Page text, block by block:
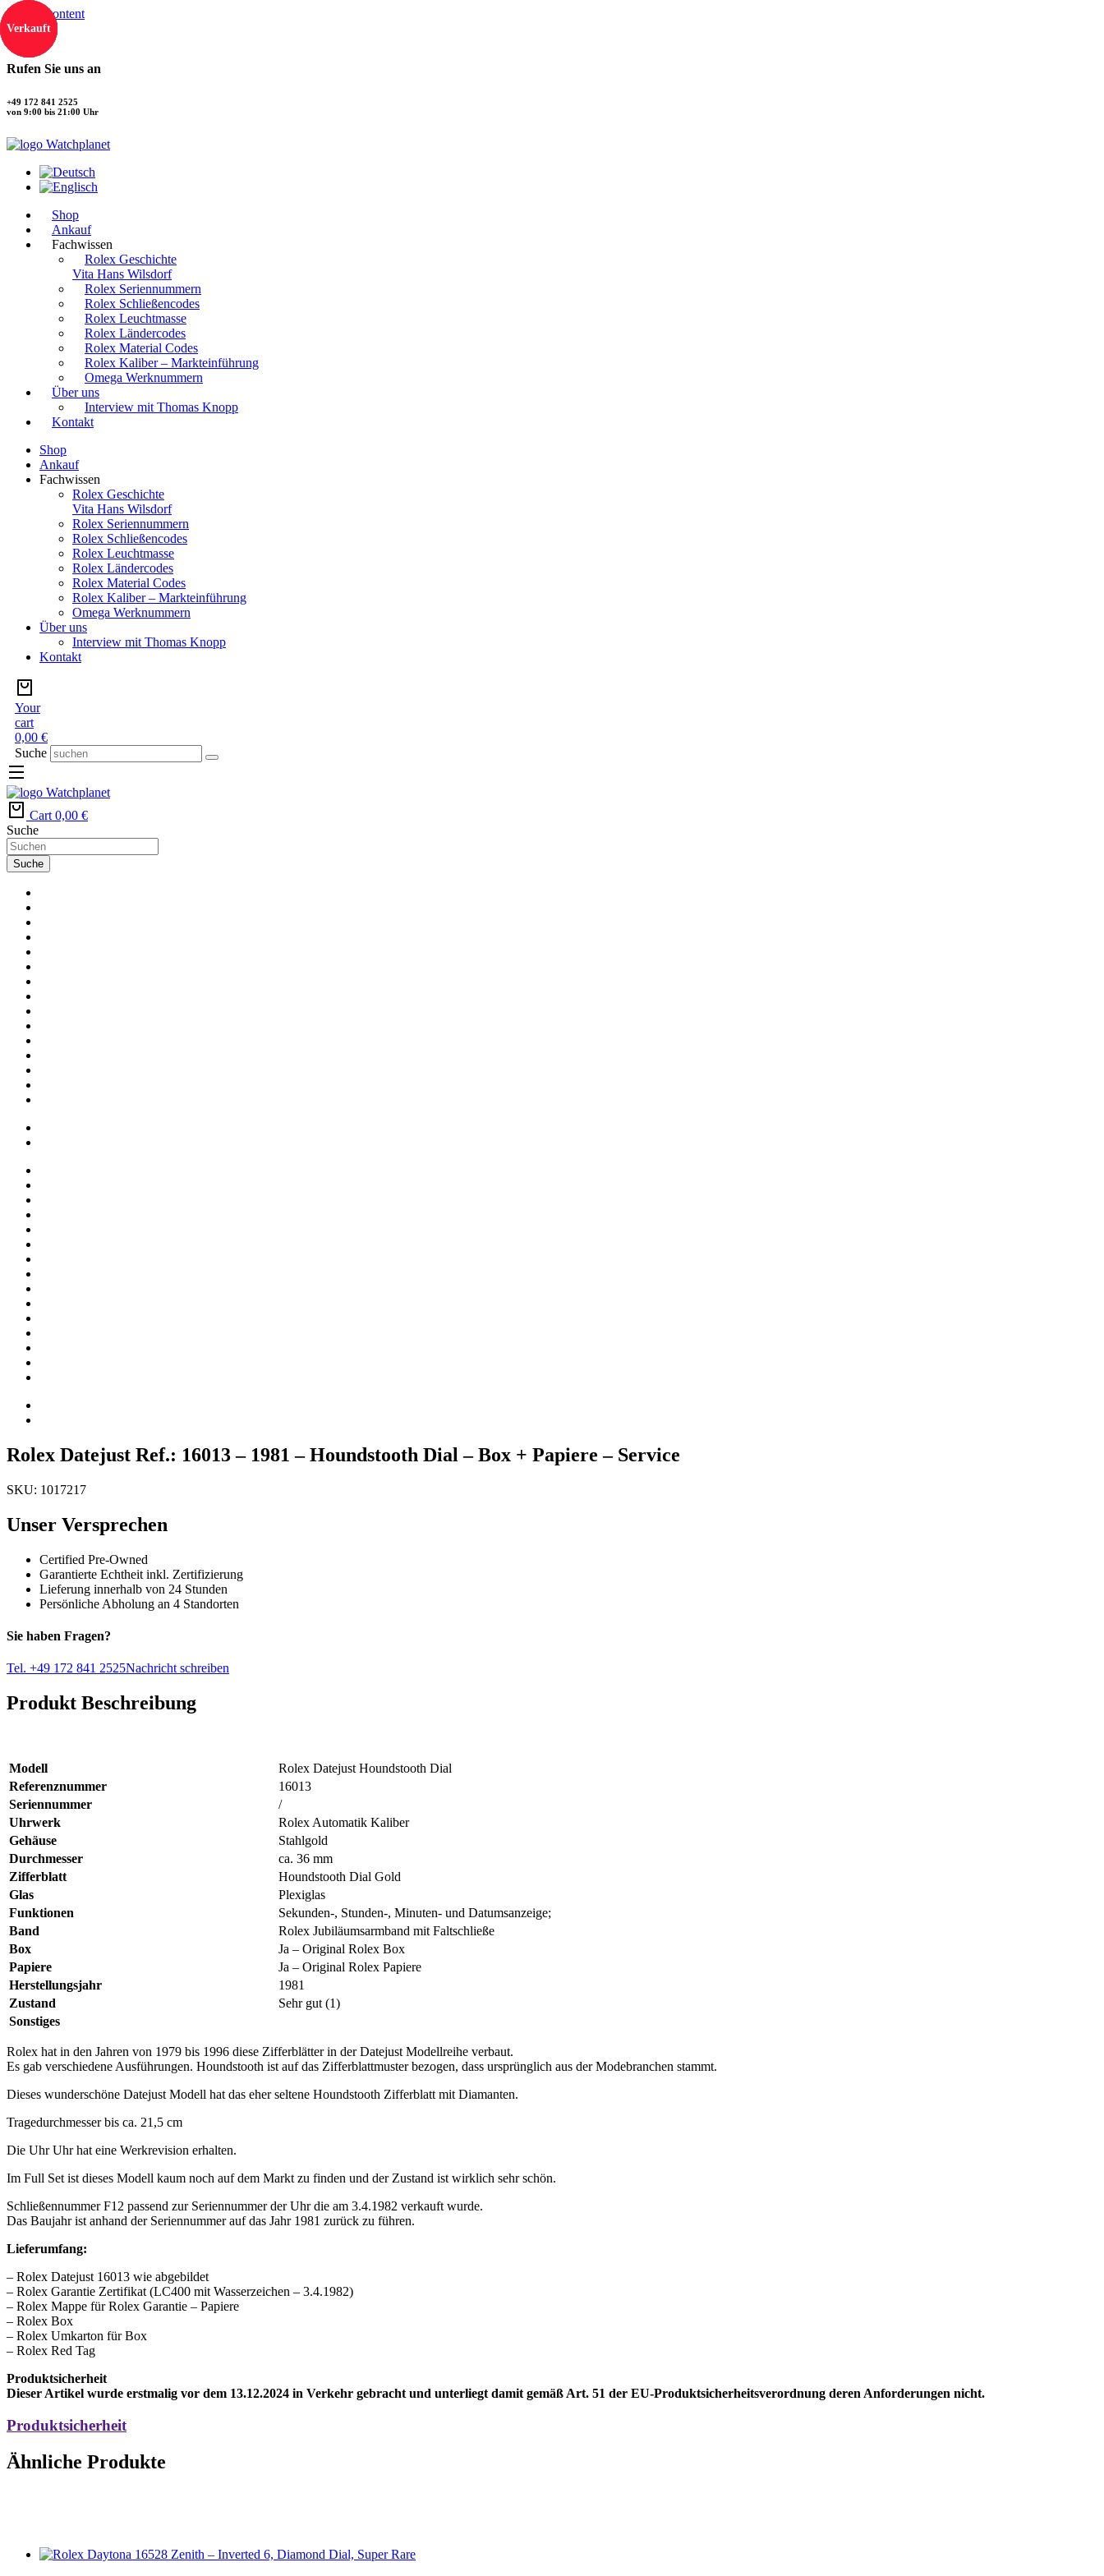
Skip to content
Rufen Sie uns an
+49 172 841 2525
von 9:00 bis 21:00 Uhr
Shop
Ankauf
Fachwissen
Rolex Geschichte
Vita Hans Wilsdorf
Rolex Seriennummern
Rolex Schließencodes
Rolex Leuchtmasse
Rolex Ländercodes
Rolex Material Codes
Rolex Kaliber – Markteinführung
Omega Werknummern
Über uns
Interview mit Thomas Knopp
Kontakt
Shop
Ankauf
Fachwissen
Rolex Geschichte
Vita Hans Wilsdorf
Rolex Seriennummern
Rolex Schließencodes
Rolex Leuchtmasse
Rolex Ländercodes
Rolex Material Codes
Rolex Kaliber – Markteinführung
Omega Werknummern
Über uns
Interview mit Thomas Knopp
Kontakt
Your
cart
0,00 €
Suche
Cart 0,00 €
Suche
Suche
Rolex Datejust Ref.: 16013 – 1981 – Houndstooth Dial – Box + Papiere – Service
SKU: 1017217
Unser Versprechen
Certified Pre-Owned
Garantierte Echtheit inkl. Zertifizierung
Lieferung innerhalb von 24 Stunden
Persönliche Abholung an 4 Standorten
Sie haben Fragen?
Tel. +49 172 841 2525Nachricht schreiben
Produkt Beschreibung
Modell
Rolex Datejust Houndstooth Dial
Referenznummer
16013
Seriennummer
/
Uhrwerk
Rolex Automatik Kaliber
Gehäuse
Stahlgold
Durchmesser
ca. 36 mm
Zifferblatt
Houndstooth Dial Gold
Glas
Plexiglas
Funktionen
Sekunden-, Stunden-, Minuten- und Datumsanzeige;
Band
Rolex Jubiläumsarmband mit Faltschließe
Box
Ja – Original Rolex Box
Papiere
Ja – Original Rolex Papiere
Herstellungsjahr
1981
Zustand
Sehr gut (1)
Sonstiges
Rolex hat in den Jahren von 1979 bis 1996 diese Zifferblätter in der Datejust Modellreihe verbaut.
Es gab verschiedene Ausführungen. Houndstooth ist auf das Zifferblattmuster bezogen, dass ursprünglich aus der Modebranchen stammt.
Dieses wunderschöne Datejust Modell hat das eher seltene Houndstooth Zifferblatt mit Diamanten.
Tragedurchmesser bis ca. 21,5 cm
Die Uhr Uhr hat eine Werkrevision erhalten.
Im Full Set ist dieses Modell kaum noch auf dem Markt zu finden und der Zustand ist wirklich sehr schön.
Schließennummer F12 passend zur Seriennummer der Uhr die am 3.4.1982 verkauft wurde.
Das Baujahr ist anhand der Seriennummer auf das Jahr 1981 zurück zu führen.
Lieferumfang:
– Rolex Datejust 16013 wie abgebildet
– Rolex Garantie Zertifikat (LC400 mit Wasserzeichen – 3.4.1982)
– Rolex Mappe für Rolex Garantie – Papiere
– Rolex Box
– Rolex Umkarton für Box
– Rolex Red Tag
Produktsicherheit
Dieser Artikel wurde erstmalig vor dem 13.12.2024 in Verkehr gebracht und unterliegt damit gemäß Art. 51 der EU-Produktsicherheitsverordnung deren Anforderungen nicht.
Produktsicherheit​
Ähnliche Produkte
Verkauft
Verkauft
Verkauft
Verkauft